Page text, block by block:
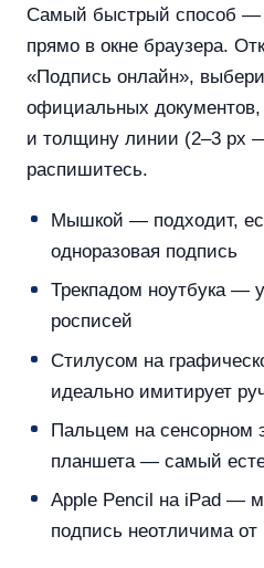
Самый быстрый способ —
прямо в окне браузера.
«Подпись онлайн»,
официальных документов,
и толщину линии (2–3 px
распишитесь.
Мышкой — подходит,
одноразовая подпись
Трекпадом ноутбука —
росписей
Стилусом на
идеально имитирует
Пальцем на сенсорном
планшета — самый
Apple Pencil на iPad —
подпись неотличима